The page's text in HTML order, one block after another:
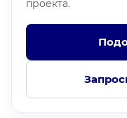
проекта.